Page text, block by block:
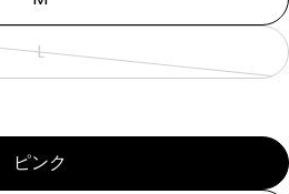
Lバ
ー
シ
ピンク